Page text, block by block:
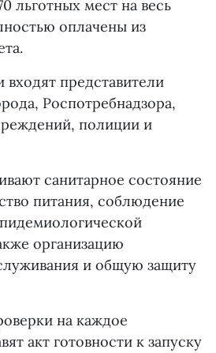
льготных мест на весь
оплачены из
входят представители
Роспотребнадзора,
полиции и
санитарное состояние
питания, соблюдение
организацию
и общую защиту
на каждое
акт готовности к запуску